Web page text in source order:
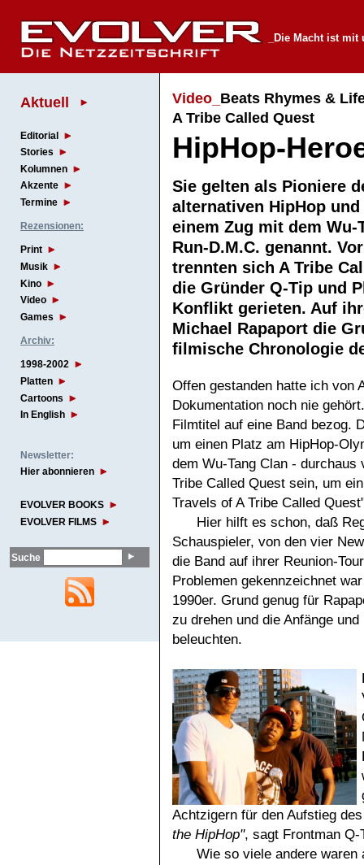
_Die Macht ist mit
Aktuell
Editorial
Stories
Kolumnen
Akzente
Termine
Rezensionen:
Print
Musik
Kino
Video
Games
Archiv:
1998-2002
Platten
Cartoons
In English
Newsletter:
Hier abonnieren
EVOLVER BOOKS
EVOLVER FILMS
Suche
Video_ Beats Rhymes &
A Tribe Called Quest
HipHop-
Sie gelten als Pioniere
alternativen HipHop
einem Zug mit dem Wu-
Run-D.M.C. genannt.
trennten sich A Tribe
die Gründer Q-Tip und
Konflikt gerieten. Auf
Michael Rapaport die
filmische Chronologie
Offen gestanden hatte ich von
Dokumentation noch nie
Filmtitel auf eine Band bezog.
um einen Platz am HipHop-
dem Wu-Tang Clan -
Tribe Called Quest sein, um
Travels of A Tribe Called
Hier hilft es schon, daß
Schauspieler, von den vier
die Band auf ihrer Reunion-
Problemen gekennzeichnet
1990er. Grund genug für
zu drehen und die Anfänge
beleuchten.
Achtzigern für den Aufstieg
the HipHop", sagt Frontman
Wie so viele andere waren